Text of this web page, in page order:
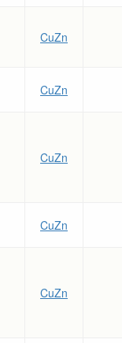
CuZn
CuZn
CuZn
CuZn
CuZn